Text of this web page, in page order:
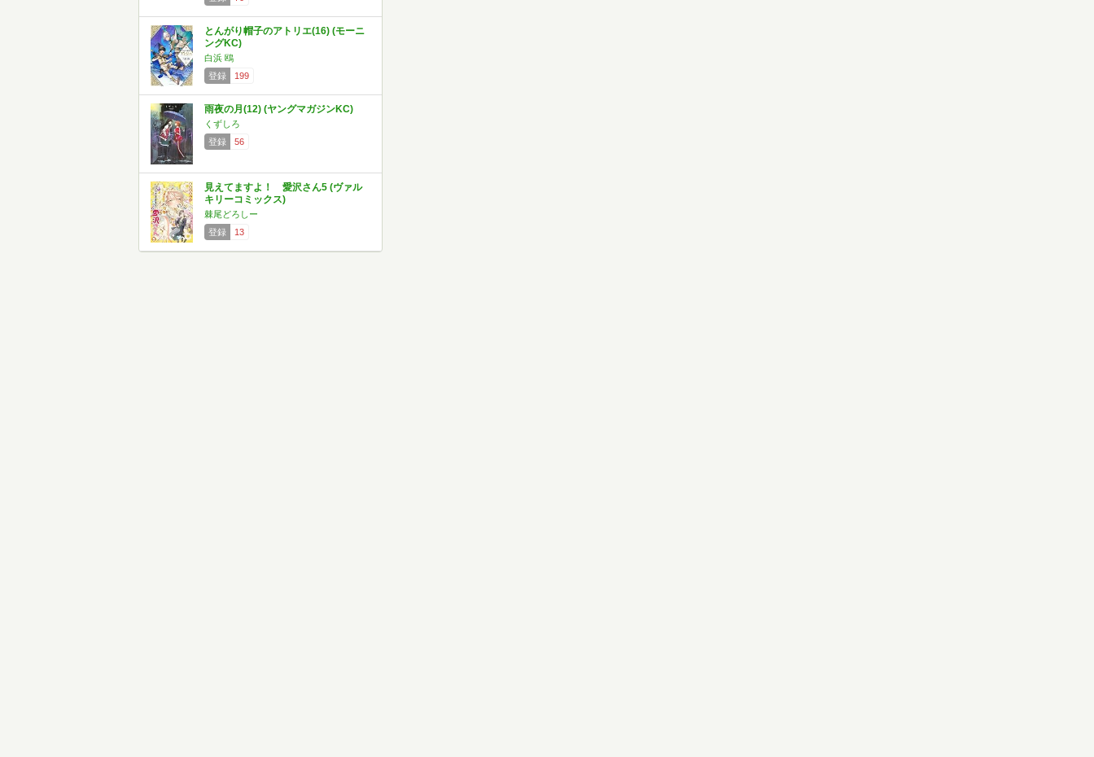
とんがり帽子のアトリエ(16) (モーニ
ングKC)
白浜 鴎
登録
199
雨夜の月(12) (ヤングマガジンKC)
くずしろ
登録
56
見えてますよ！ 愛沢さん5 (ヴァル
キリーコミックス)
棘尾どろしー
登録
13